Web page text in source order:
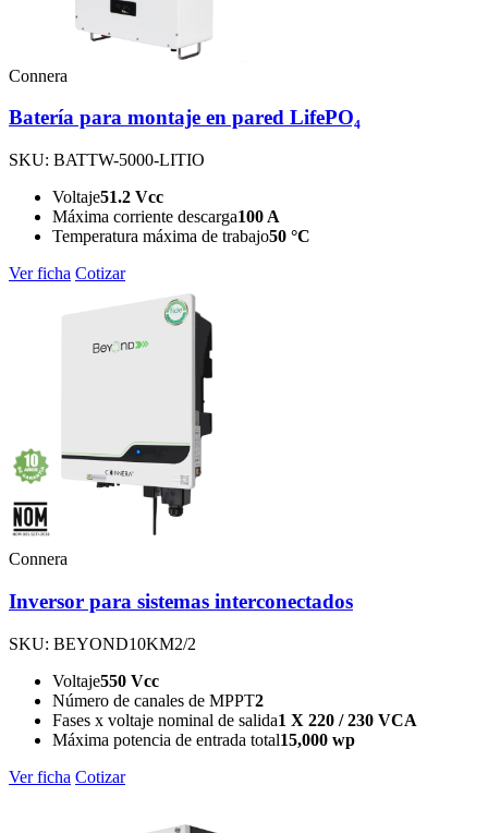
Connera
Batería para montaje en pared LifePO₄
SKU: BATTW-5000-LITIO
Voltaje51.2 Vcc
Máxima corriente descarga100 A
Temperatura máxima de trabajo50 °C
Ver ficha Cotizar
Connera
Inversor para sistemas interconectados
SKU: BEYOND10KM2/2
Voltaje550 Vcc
Número de canales de MPPT2
Fases x voltaje nominal de salida1 X 220 / 230 VCA
Máxima potencia de entrada total15,000 wp
Ver ficha Cotizar